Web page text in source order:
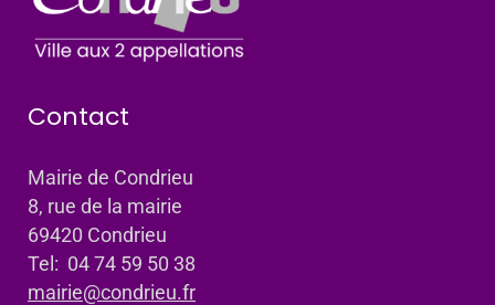
Contact
Mairie de Condrieu
8, rue de la mairie
69420 Condrieu
Tel: 04 74 59 50 38
mairie@condrieu.fr